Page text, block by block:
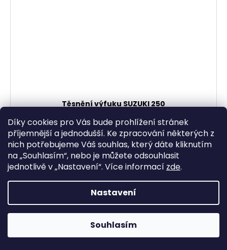
Díky cookies pro Vás bude prohlížení stránek
příjemnější a jednodušší. Ke zpracování některých z
nich potřebujeme Váš souhlas, který dáte kliknutím
na „Souhlasím“, nebo je můžete odsouhlasit
jednotlivě v „Nastavení“. Více informací zde.
Nastavení
Souhlasím
Těsnění výfuku SUZUKI 250
Skladem(1 ks)
70,25 Kč bez DPH
85 Kč
DO KOŠÍKU